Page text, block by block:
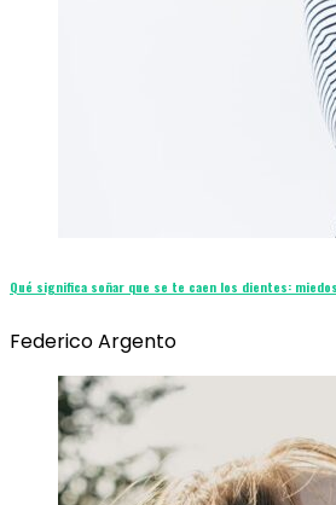
Qué significa soñar que se te caen los dientes:
Federico Argento